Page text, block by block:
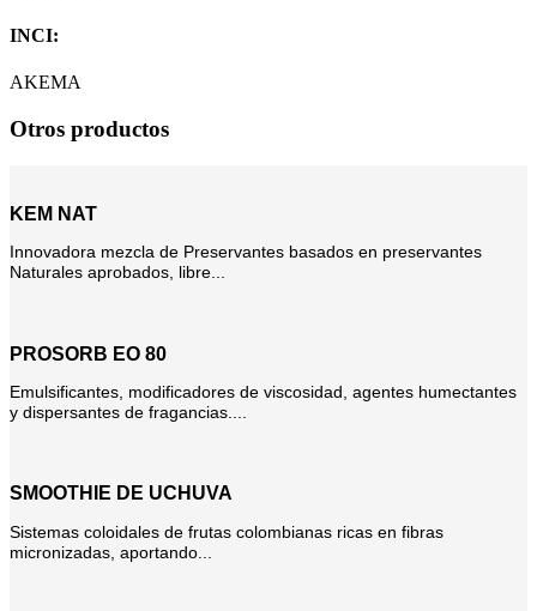
INCI:
AKEMA
Otros productos
KEM NAT
Innovadora mezcla de Preservantes basados en preservantes
Naturales aprobados, libre...
PROSORB EO 80
Emulsificantes, modificadores de viscosidad, agentes humectantes
y dispersantes de fragancias....
SMOOTHIE DE UCHUVA
Sistemas coloidales de frutas colombianas ricas en fibras
micronizadas, aportando...